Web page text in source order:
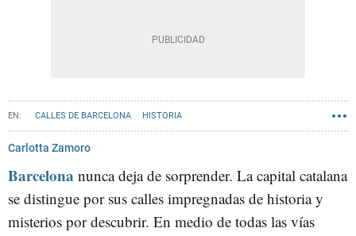
CALLES DE BARCELONA HISTORIA
Carlotta Zamoro
Barcelona nunca deja de sorprender. La capital catalana
se distingue por sus calles impregnadas de historia y
misterios por descubrir. En medio de todas las vías